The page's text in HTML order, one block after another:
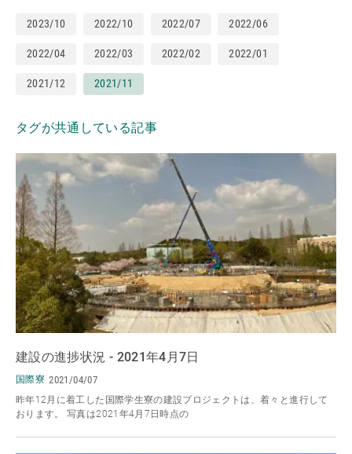
2023/10 2022/10 2022/07 2022/06
2022/04 2022/03 2022/02 2022/01
2021/12 2021/11
タグが共通している記事
建設の進捗状況 - 2021年4月7日
国際寮 2021/04/07
昨年12月に着工した国際学生寮の建設プロジェクトは、着々と進行して
おります。 写真は2021年4月7日時点の